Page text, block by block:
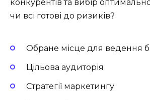
конкурентів та вибір
чи всі готові до ризиків?
Обране місце для ведення
Цільова аудиторія
Стратегії маркетингу